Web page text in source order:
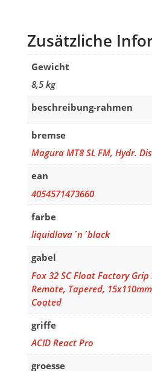
Zusätzliche
Gewicht
8,5 kg
beschreibung-rahmen
bremse
Magura MT8 SL FM, Hydr.
ean
4054571473660
farbe
liquidlava´n´black
gabel
Fox 32 SC Float Factory Grip
Remote, Tapered,
Coated
griffe
ACID React Pro
groesse